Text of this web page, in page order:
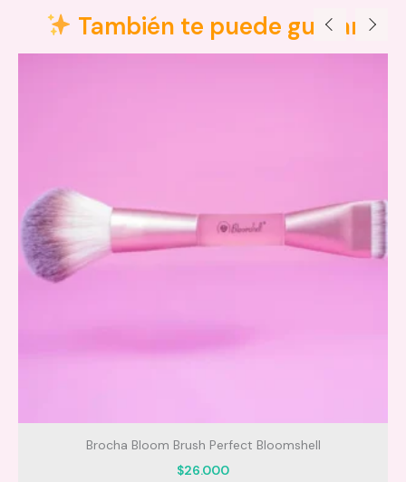
¿Cansada de retocar tu maquillaje constantemente?
piel impecable y duradera
Además, matifica y neutraliza enrojecimientos,
absorbiendo el exceso de sebo y controlando el brillo.
Su tamaño mini te permite llevarlo contigo a todas
También te puede gustar
Brocha Bloom Brush Perfect Bloomshell
$26.000